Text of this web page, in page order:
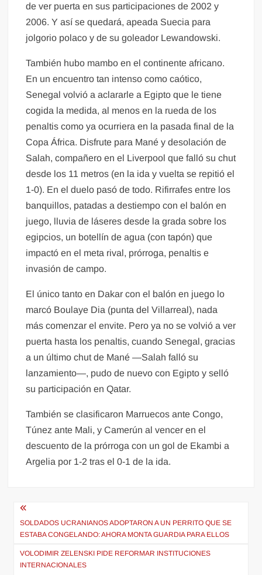
de ver puerta en sus participaciones de 2002 y
2006. Y así se quedará, apeada Suecia para
jolgorio polaco y de su goleador Lewandowski.
También hubo mambo en el continente africano.
En un encuentro tan intenso como caótico,
Senegal volvió a aclararle a Egipto que le tiene
cogida la medida, al menos en la rueda de los
penaltis como ya ocurriera en la pasada final de la
Copa África. Disfrute para Mané y desolación de
Salah, compañero en el Liverpool que falló su chut
desde los 11 metros (en la ida y vuelta se repitió el
1-0). En el duelo pasó de todo. Rifirrafes entre los
banquillos, patadas a destiempo con el balón en
juego, lluvia de láseres desde la grada sobre los
egipcios, un botellín de agua (con tapón) que
impactó en el meta rival, prórroga, penaltis e
invasión de campo.
El único tanto en Dakar con el balón en juego lo
marcó Boulaye Dia (punta del Villarreal), nada
más comenzar el envite. Pero ya no se volvió a ver
puerta hasta los penaltis, cuando Senegal, gracias
a un último chut de Mané —Salah falló su
lanzamiento—, pudo de nuevo con Egipto y selló
su participación en Qatar.
También se clasificaron Marruecos ante Congo,
Túnez ante Mali, y Camerún al vencer en el
descuento de la prórroga con un gol de Ekambi a
Argelia por 1-2 tras el 0-1 de la ida.
Navegación
de
entradas
SOLDADOS UCRANIANOS ADOPTARON A UN PERRITO QUE SE
ESTABA CONGELANDO: AHORA MONTA GUARDIA PARA ELLOS
VOLODIMIR ZELENSKI PIDE REFORMAR INSTITUCIONES
INTERNACIONALES